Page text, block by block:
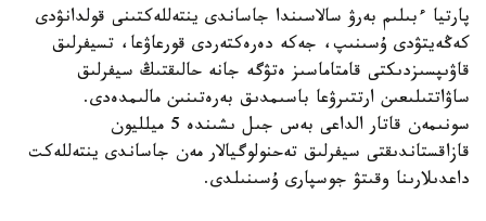
پارتيا ءبىلىم بەرۋ سالاسىندا جاساندى ينتەللەكتىنى قولدانۋدى
كەڭەيتۋدى ۇسىنىپ، جەكە دەرەكتەردى قورعاۋعا، تسيفرلىق
قاۋىپسىزدىكتى قامتاماسىز ەتۋگە جانە حالىقتىڭ سيفرلىق
ساۋاتتىلىعىن ارتتىرۋعا باسىمدىق بەرەتىنىن مالىمدەدى.
سونىمەن قاتار الداعى بەس جىل ىشىندە 5 ميلليون
قازاقستاندىقتى سيفرلىق تەحنولوگيالار مەن جاساندى ينتەللەكت
داعدىلارىنا وقىتۋ جوسپارى ۇسىنىلدى.